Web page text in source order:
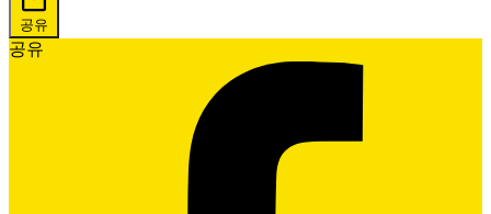
공유
공유